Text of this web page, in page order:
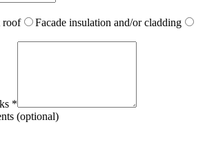
roof
Facade insulation and/or cladding
*
(optional)